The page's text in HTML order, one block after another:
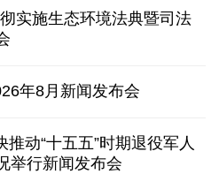
死亡 17人伤 凶手疑自杀
育旅游"收紧"出生公民权"
尔木兹海峡 对违规者重罚
实施生态环境法典暨司法
年8月新闻发布会
动“十五五”时期退役军人
举行新闻发布会